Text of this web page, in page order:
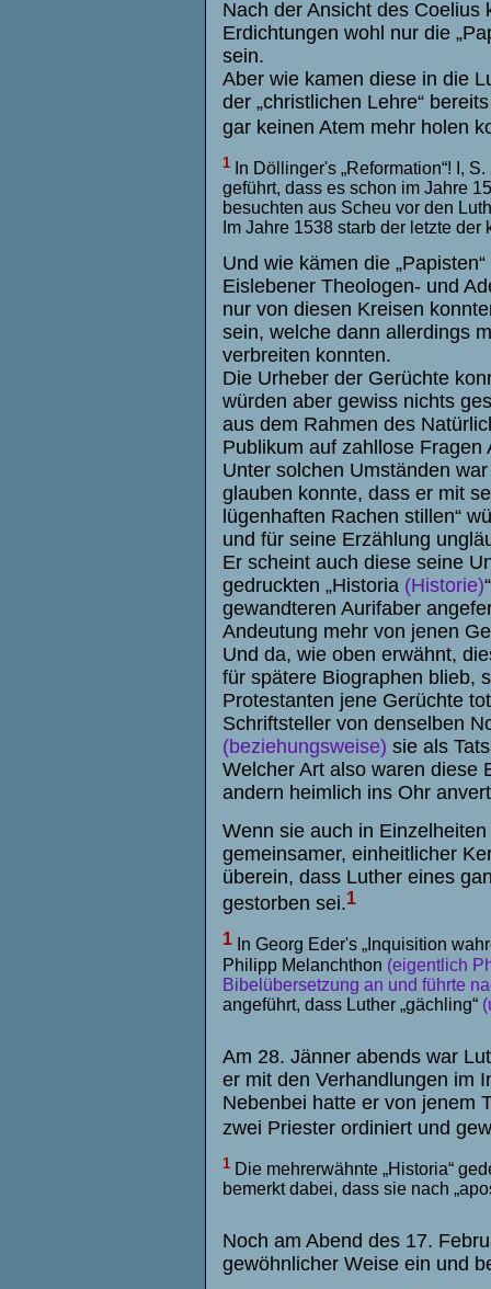
Nach der Ansicht des Coelius
Erdichtungen wohl nur die
sein.
Aber wie kamen diese in die
der „christlichen Lehre“
gar keinen Atem mehr holen
1 In Döllinger's „Reformation“! I,
geführt, dass es schon im Jahre
besuchten aus Scheu vor den
Im Jahre 1538 starb der letzte
Und wie kämen die
Eislebener Theologen- und
nur von diesen Kreisen
sein, welche dann allerdings
verbreiten konnten.
Die Urheber der Gerüchte
würden aber gewiss nichts
aus dem Rahmen des
Publikum auf zahllose Fragen
Unter solchen Umständen
glauben konnte, dass er mit
lügenhaften Rachen stillen“
und für seine Erzählung
Er scheint auch diese seine
gedruckten „Historia (Historie)
gewandteren Aurifaber
Andeutung mehr von jenen
Und da, wie oben erwähnt,
für spätere Biographen blieb,
Protestanten jene Gerüchte
Schriftsteller von denselben
(beziehungsweise) sie als
Welcher Art also waren diese
andern heimlich ins Ohr
Wenn sie auch in
gemeinsamer, einheitlicher
überein, dass Luther eines
gestorben sei.1
1 In Georg Eder's „Inquisition
Philipp Melanchthon (eigentlich
Bibelübersetzung an und führte
angeführt, dass Luther „gächling“
Am 28. Jänner abends war
er mit den Verhandlungen im
Nebenbei hatte er von jenem
zwei Priester ordiniert und
1 Die mehrerwähnte „Historia“
bemerkt dabei, dass sie nach
Noch am Abend des 17.
gewöhnlicher Weise ein und